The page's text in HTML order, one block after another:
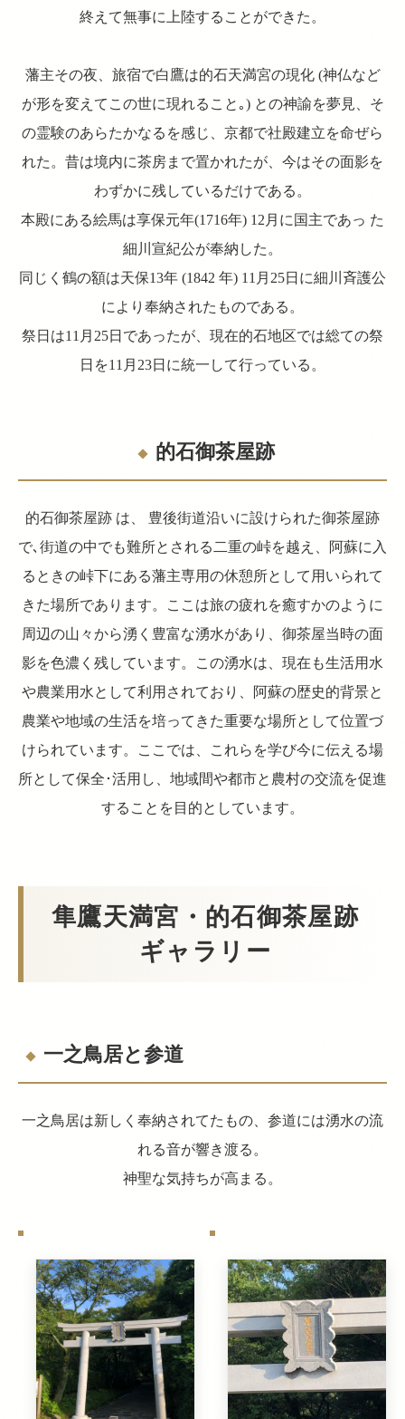
終えて無事に上陸することができた。
藩主その夜、旅宿で白鷹は的石天満宮の現化 (神仏など
が形を変えてこの世に現れること｡) との神諭を夢見、そ
の霊験のあらたかなるを感じ、京都で社殿建立を命ぜら
れた。昔は境内に茶房まで置かれたが、今はその面影を
わずかに残しているだけである。
本殿にある絵馬は享保元年(1716年) 12月に国主であっ た
細川宣紀公が奉納した。
同じく鶴の額は天保13年 (1842 年) 11月25日に細川斉護公
により奉納されたものである。
祭日は11月25日であったが、現在的石地区では総ての祭
日を11月23日に統一して行っている。
的石御茶屋跡
的石御茶屋跡 は、 豊後街道沿いに設けられた御茶屋跡
で､街道の中でも難所とされる二重の峠を越え、阿蘇に入
るときの峠下にある藩主専用の休憩所として用いられて
きた場所であります。ここは旅の疲れを癒すかのように
周辺の山々から湧く豊富な湧水があり、御茶屋当時の面
影を色濃く残しています。この湧水は、現在も生活用水
や農業用水として利用されており、阿蘇の歴史的背景と
農業や地域の生活を培ってきた重要な場所として位置づ
けられています。ここでは、これらを学び今に伝える場
所として保全･活用し、地域間や都市と農村の交流を促進
することを目的としています。
隼鷹天満宮・的石御茶屋跡
ギャラリー
一之鳥居と参道
一之鳥居は新しく奉納されてたもの、参道には湧水の流
れる音が響き渡る。
神聖な気持ちが高まる。